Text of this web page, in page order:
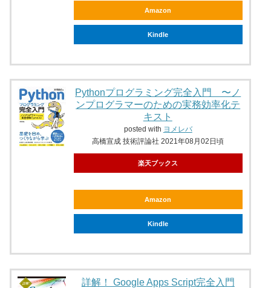
Amazon
Kindle
Pythonプログラミング完全入門 〜ノ
ンプログラマーのための実務効率化テ
キスト
posted with ヨメレバ
高橋宣成 技術評論社 2021年08月02日頃
楽天ブックス
Amazon
Kindle
詳解！ Google Apps Script完全入門